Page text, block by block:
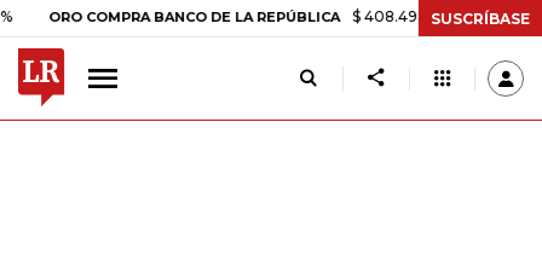
ORO COMPRA BANCO DE LA REPÚBLICA $ 408.498,97 +$ 8.753,81
SUSCRÍBASE